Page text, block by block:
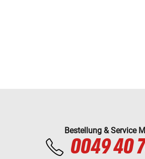
Bestellung & Service
0049 40